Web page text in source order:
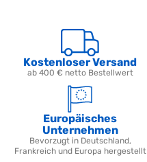
Kostenloser Versand
ab 400 € netto Bestellwert
Europäisches
Unternehmen
Bevorzugt in Deutschland,
Frankreich und Europa hergestellt